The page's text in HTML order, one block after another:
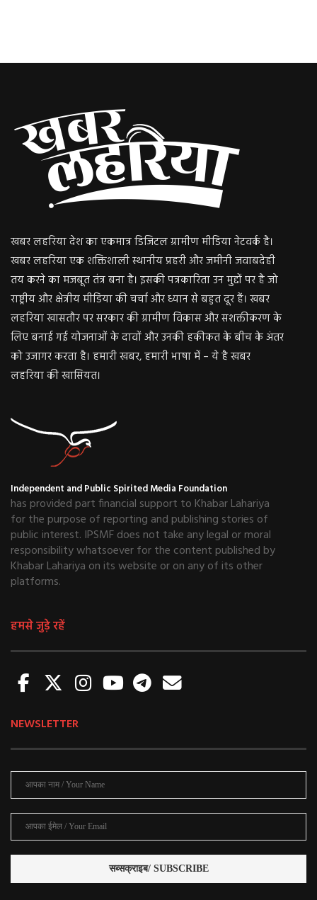
खबर लहरिया देश का एकमात्र डिजिटल ग्रामीण मीडिया नेटवर्क है।
खबर लहरिया एक शक्तिशाली स्थानीय प्रहरी और जमीनी जवाबदेही
तय करने का मजबूत तंत्र बना है। इसकी पत्रकारिता उन मुद्दों पर है जो
राष्ट्रीय और क्षेत्रीय मीडिया की चर्चा और ध्यान से बहुत दूर हैं। खबर
लहरिया खासतौर पर सरकार की ग्रामीण विकास और सशक्तीकरण के
लिए बनाई गई योजनाओं के दावों और उनकी हकीकत के बीच के अंतर
को उजागर करता है। हमारी खबर, हमारी भाषा में – ये है खबर
लहरिया की खासियत।
Independent and Public Spirited Media Foundation
has provided part financial support to Khabar Lahariya
for the purpose of reporting and publishing stories of
public interest. IPSMF does not take any legal or moral
responsibility whatsoever for the content published by
Khabar Lahariya on its website or on any of its other
platforms.
हमसे जुड़े रहें
NEWSLETTER